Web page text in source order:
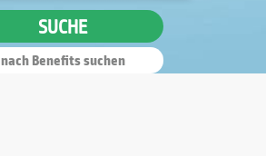
SUCHE
nach Benefits suchen